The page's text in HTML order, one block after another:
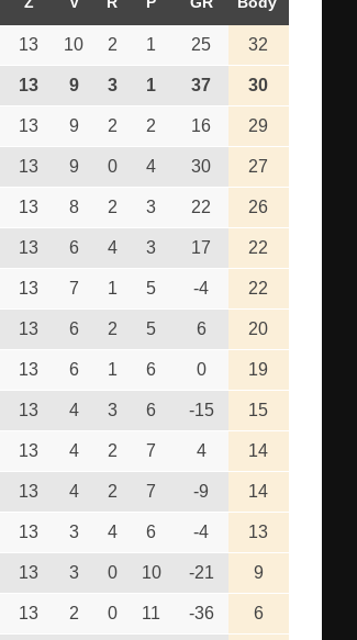
13 10 2 1 25 32
13 9 3 1 37 30
13 9 2 2 16 29
13 9 0 4 30 27
13 8 2 3 22 26
13 6 4 3 17 22
13 7 1 5 -4 22
13 6 2 5 6 20
13 6 1 6 0 19
13 4 3 6 -15 15
13 4 2 7 4 14
13 4 2 7 -9 14
13 3 4 6 -4 13
13 3 0 10 -21 9
13 2 0 11 -36 6